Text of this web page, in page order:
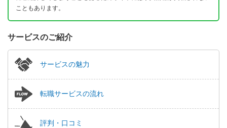
こともあります。
サービスのご紹介
サービスの魅力
転職サービスの流れ
評判・口コミ